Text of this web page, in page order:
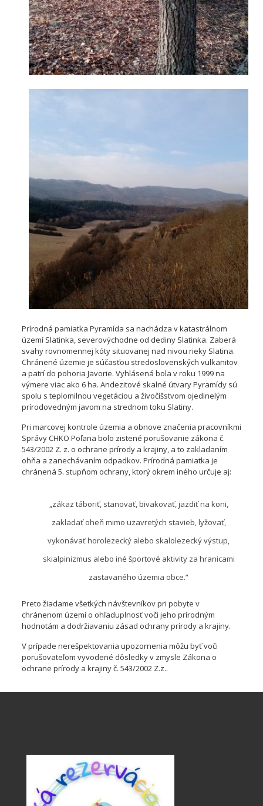
Prírodná pamiatka Pyramída sa nachádza v katastrálnom
území Slatinka, severovýchodne od dediny Slatinka. Zaberá
svahy rovnomennej kóty situovanej nad nivou rieky Slatina.
Chránené územie je súčasťou stredoslovenských vulkanitov
a patrí do pohoria Javorie. Vyhlásená bola v roku 1999 na
výmere viac ako 6 ha. Andezitové skalné útvary Pyramídy sú
spolu s teplomilnou vegetáciou a živočíšstvom ojedinelým
prírodovedným javom na strednom toku Slatiny.
Pri marcovej kontrole územia a obnove značenia pracovníkmi
Správy CHKO Poľana bolo zistené porušovanie zákona č.
543/2002 Z. z. o ochrane prírody a krajiny, a to zakladaním
ohňa a zanechávaním odpadkov. Prírodná pamiatka je
chránená 5. stupňom ochrany, ktorý okrem iného určuje aj:
„zákaz táboriť, stanovať, bivakovať, jazdiť na koni,
zakladať oheň mimo uzavretých stavieb, lyžovať,
vykonávať horolezecký alebo skalolezecký výstup,
skialpinizmus alebo iné športové aktivity za hranicami
zastavaného územia obce.“
Preto žiadame všetkých návštevníkov pri pobyte v
chránenom území o ohľaduplnosť voči jeho prírodným
hodnotám a dodržiavaniu zásad ochrany prírody a krajiny.
V prípade nerešpektovania upozornenia môžu byť voči
porušovateľom vyvodené dôsledky v zmysle Zákona o
ochrane prírody a krajiny č. 543/2002 Z.z..